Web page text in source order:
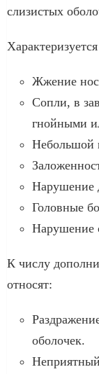
слизистых
Жжение
Сопли, в
гнойными
Небольшой
Нарушение
Головные
Нарушение
К числу
относят:
оболочек.